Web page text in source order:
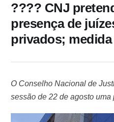
???? CNJ
presença de
privados;
O Conselho Nacional de
sessão de 22 de agosto